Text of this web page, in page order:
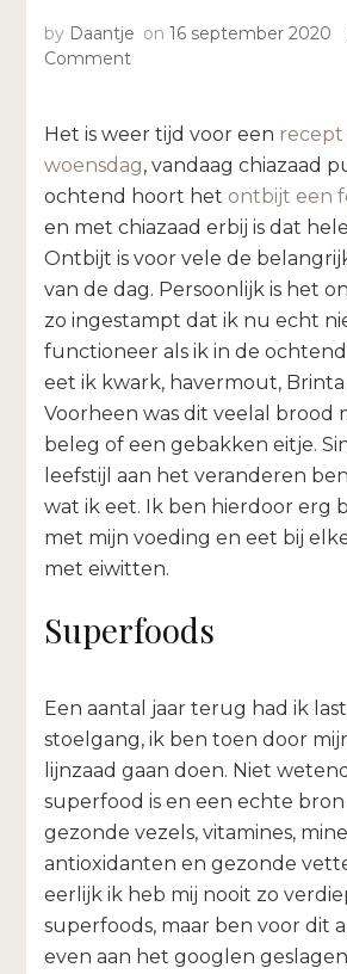
by Daantje on16 september 2020
Comment
Met
chiazaad
Het is weer tijd voor een recept
woensdag, vandaag chiazaad
ochtend hoort het ontbijt een
en met chiazaad erbij is dat
Ontbijt is voor vele de
van de dag. Persoonlijk is het
zo ingestampt dat ik nu echt
functioneer als ik in de ochtend
eet ik kwark, havermout, Brinta
Voorheen was dit veelal brood
beleg of een gebakken eitje.
leefstijl aan het veranderen
wat ik eet. Ik ben hierdoor erg
met mijn voeding en eet bij
met eiwitten.
Superfoods
Een aantal jaar terug had ik
stoelgang, ik ben toen door
lijnzaad gaan doen. Niet
superfood is en een echte bron
gezonde vezels, vitamines,
antioxidanten en gezonde
eerlijk ik heb mij nooit zo
superfoods, maar ben voor dit
even aan het googlen